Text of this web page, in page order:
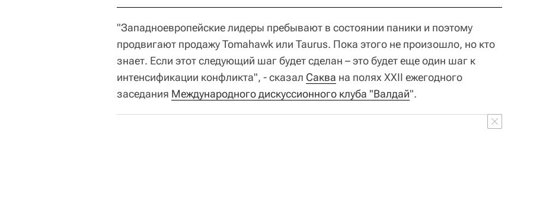
"Западноевропейские лидеры пребывают в состоянии паники и поэтому
продвигают продажу Tomahawk или Taurus. Пока этого не произошло, но кто
знает. Если этот следующий шаг будет сделан – это будет еще один шаг к
интенсификации конфликта", - сказал Саква на полях XXII ежегодного
заседания Международного дискуссионного клуба "Валдай".